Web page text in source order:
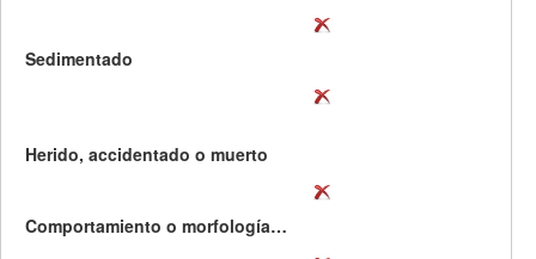
Sedimentado
Herido, accidentado o muerto
Comportamiento o morfología curiosa